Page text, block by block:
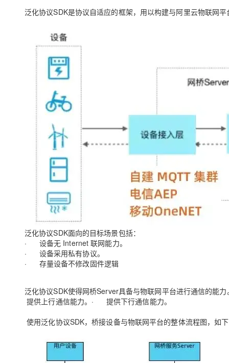
泛化协议SDK是协议自适应的框架，用以构建与阿里云物联网
泛化协议SDK面向的目标场景包括：
· 设备无 Internet 联网能力。
· 设备采用私有协议。
· 存量设备不修改固件逻辑
泛化协议SDK使得网桥Server具备与物联网平台进行通信的能力
提供上行通信能力。 · 提供下行通信能力。
使用泛化协议SDK，桥接设备与物联网平台的整体流程图，如